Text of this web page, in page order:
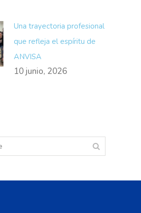
Una trayectoria profesional
que refleja el espíritu de
ANVISA
10 junio, 2026